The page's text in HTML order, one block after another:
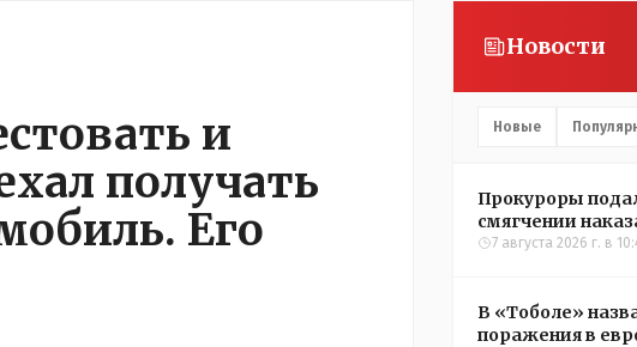
и
получать
Его
Новости
Новые
Прокуроры
смягчении
Александры
7 августа 2026 г. в
В «Тоболе»
поражения в